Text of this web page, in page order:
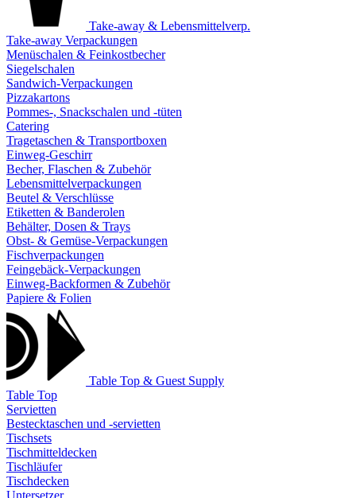
Take-away & Lebensmittelverp.
Take-away Verpackungen
Menüschalen & Feinkostbecher
Siegelschalen
Sandwich-Verpackungen
Pizzakartons
Pommes-, Snackschalen und -tüten
Catering
Tragetaschen & Transportboxen
Einweg-Geschirr
Becher, Flaschen & Zubehör
Lebensmittelverpackungen
Beutel & Verschlüsse
Etiketten & Banderolen
Behälter, Dosen & Trays
Obst- & Gemüse-Verpackungen
Fischverpackungen
Feingebäck-Verpackungen
Einweg-Backformen & Zubehör
Papiere & Folien
Table Top & Guest Supply
Table Top
Servietten
Bestecktaschen und -servietten
Tischsets
Tischmitteldecken
Tischläufer
Tischdecken